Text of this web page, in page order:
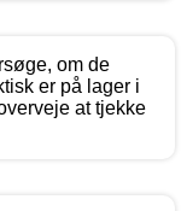
om de
er på lager i
at tjekke